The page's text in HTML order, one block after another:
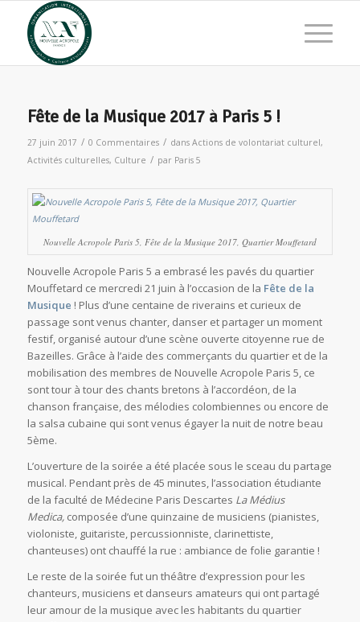
Fête de la Musique 2017 à Paris 5 !
27 juin 2017 / 0 Commentaires / dans Actions de volontariat culturel,
Activités culturelles, Culture / par Paris 5
Nouvelle Acropole Paris 5, Fête de la Musique 2017, Quartier Mouffetard
Nouvelle Acropole Paris 5 a embrasé les pavés du quartier
Mouffetard ce mercredi 21 juin à l’occasion de la Fête de la
Musique ! Plus d’une centaine de riverains et curieux de
passage sont venus chanter, danser et partager un moment
festif, organisé autour d’une scène ouverte citoyenne rue de
Bazeilles. Grâce à l’aide des commerçants du quartier et de la
mobilisation des membres de Nouvelle Acropole Paris 5, ce
sont tour à tour des chants bretons à l’accordéon, de la
chanson française, des mélodies colombiennes ou encore de
la salsa cubaine qui sont venus égayer la nuit de notre beau
5ème.
L’ouverture de la soirée a été placée sous le sceau du partage
musical. Pendant près de 45 minutes, l’association étudiante
de la faculté de Médecine Paris Descartes La Médius
Medica,composée d’une quinzaine de musiciens (pianistes,
violoniste, guitariste, percussionniste, clarinettiste,
chanteuses) ont chauffé la rue : ambiance de folie garantie !
Le reste de la soirée fut un théâtre d’expression pour les
chanteurs, musiciens et danseurs amateurs qui ont partagé
leur amour de la musique avec les habitants du quartier